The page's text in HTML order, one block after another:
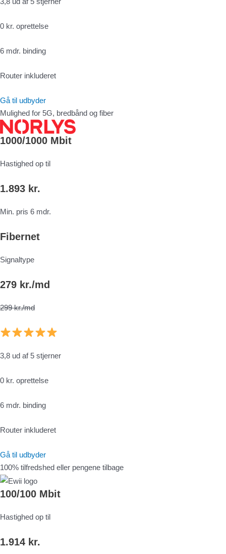
0 kr. oprettelse
6 mdr. binding
Router inkluderet
Gå til udbyder
Mulighed for 5G, bredbånd og fiber
1000/1000 Mbit
Hastighed op til
1.893 kr.
Min. pris 6 mdr.
Fibernet
Signaltype
279 kr./md
299 kr./md
3,8 ud af 5 stjerner
0 kr. oprettelse
6 mdr. binding
Router inkluderet
Gå til udbyder
100% tilfredshed eller pengene tilbage
100/100 Mbit
Hastighed op til
1.914 kr.